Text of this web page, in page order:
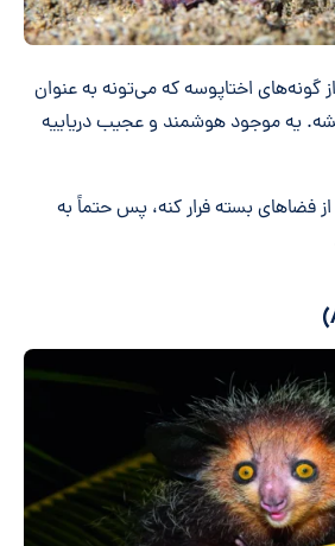
گونه‌های اختاپوسه که می‌تونه به عنوان
یه موجود هوشمند و عجیب دریاییه
فضاهای بسته فرار کنه، پس حتماً به